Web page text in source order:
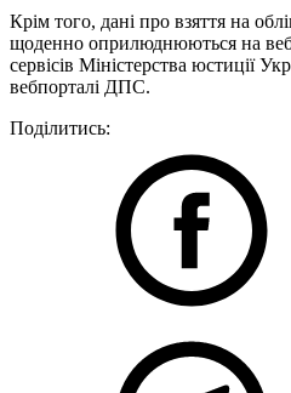
Крім того, дані про взяття на
щоденно оприлюднюються на
сервісів Міністерства юстиції
вебпорталі ДПС.
Поділитись: